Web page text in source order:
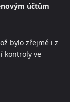
účtům
bylo zřejmé i z
kontroly ve